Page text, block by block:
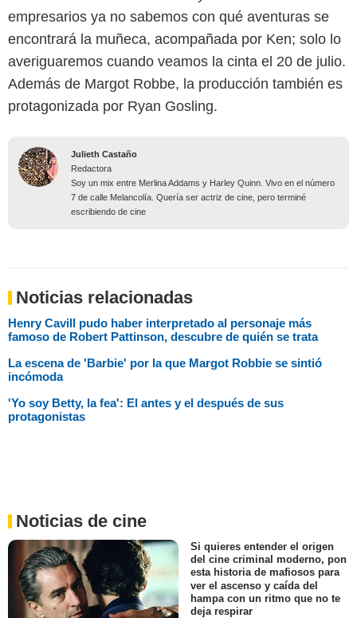
empresarios ya no sabemos con qué aventuras se
encontrará la muñeca, acompañada por Ken; solo lo
averiguaremos cuando veamos la cinta el 20 de julio.
Además de Margot Robbe, la producción también es
protagonizada por Ryan Gosling.
Julieth Castaño
Redactora
Soy un mix entre Merlina Addams y Harley Quinn. Vivo en el número
7 de calle Melancolía. Quería ser actriz de cine, pero terminé
escribiendo de cine
Noticias relacionadas
Henry Cavill pudo haber interpretado al personaje más
famoso de Robert Pattinson, descubre de quién se trata
La escena de 'Barbie' por la que Margot Robbie se sintió
incómoda
'Yo soy Betty, la fea': El antes y el después de sus
protagonistas
Noticias de cine
Si quieres entender el origen
del cine criminal moderno, pon
esta historia de mafiosos para
ver el ascenso y caída del
hampa con un ritmo que no te
deja respirar